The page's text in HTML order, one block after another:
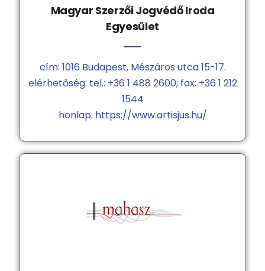
Magyar Szerzői Jogvédő Iroda
Egyesület
cím: 1016 Budapest, Mészáros utca 15-17.
elérhetőség: tel.: +36 1 488 2600; fax: +36 1 212
1544
honlap: https://www.artisjus.hu/